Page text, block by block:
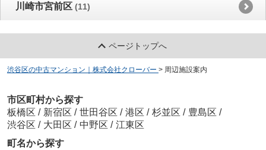
川崎市宮前区 (11)
ページトップへ
渋谷区の中古マンション｜株式会社クローバー > 周辺施設案内
市区町村から探す
板橋区 / 新宿区 / 世田谷区 / 港区 / 杉並区 / 豊島区 /
渋谷区 / 大田区 / 中野区 / 江東区
町名から探す